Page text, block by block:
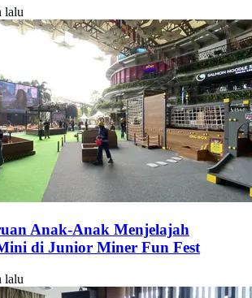
lalu
Anak-Anak Menjelajah
di Junior Miner Fun Fest
lalu